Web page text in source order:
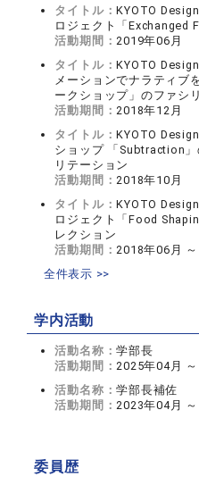
タイトル：KYOTO
ロジェクト「Exchanged
活動期間：2019年06月
タイトル：KYOTO
メーションでナラティブ
ークショップ」のファシ
活動期間：2018年12月
タイトル：KYOTO
ショップ 「Subtraction
リテーション
活動期間：2018年10月
タイトル：KYOTO
ロジェクト「Food
レクション
活動期間：2018年06月
全件表示 >>
学内活動
活動名称：学部長
活動期間：2025年04月
活動名称：学部長補佐
活動期間：2023年04月
委員歴